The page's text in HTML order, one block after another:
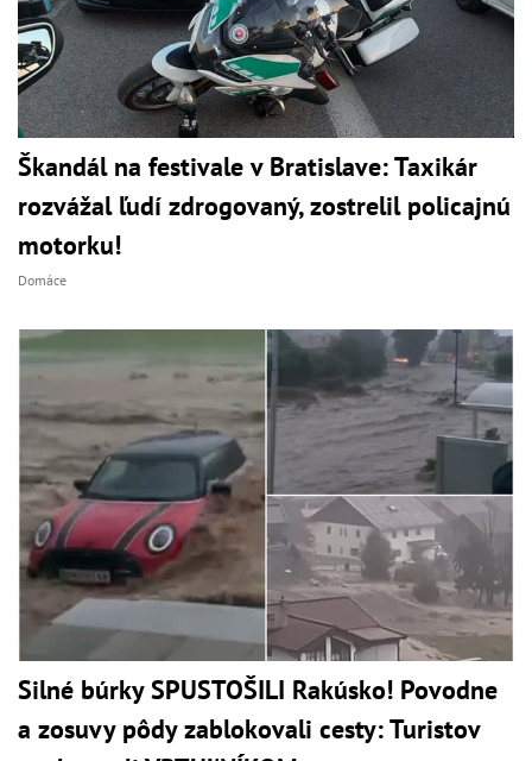
Škandál na festivale v Bratislave: Taxikár
rozvážal ľudí zdrogovaný, zostrelil policajnú
motorku!
Domáce
Silné búrky SPUSTOŠILI Rakúsko! Povodne
a zosuvy pôdy zablokovali cesty: Turistov